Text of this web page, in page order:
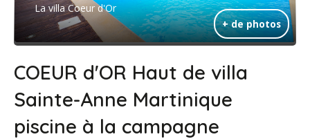
+ de photos
La villa Coeur d'Or
COEUR d'OR Haut de villa
Sainte-Anne Martinique
piscine à la campagne